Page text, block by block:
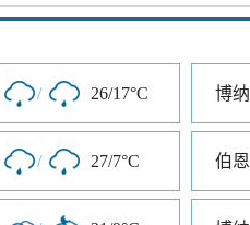
/ 26/17°C 博
/ 27/7°C 伯